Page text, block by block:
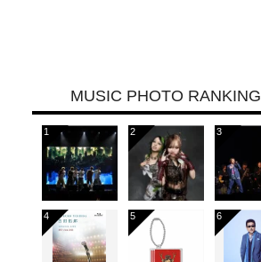
MUSIC PHOTO RANKING